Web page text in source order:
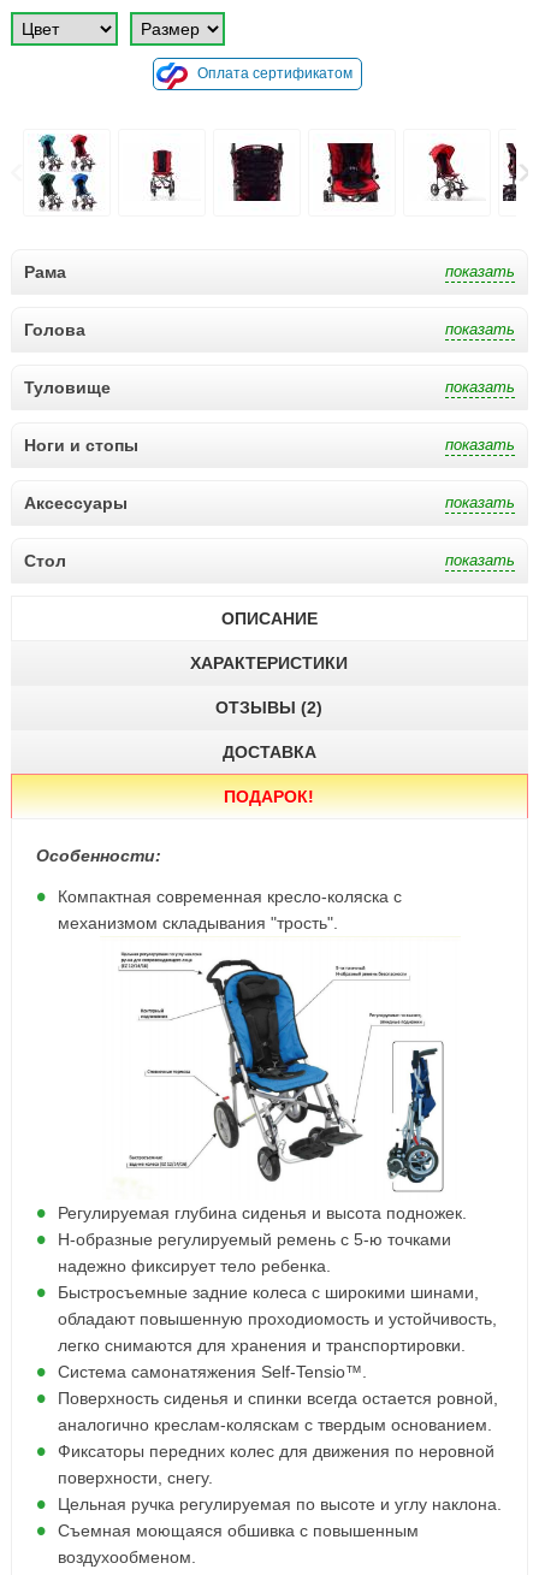
Оплата сертификатом
Рама
Голова
Туловище
Ноги и стопы
Аксессуары
Стол
ОПИСАНИЕ
ХАРАКТЕРИСТИКИ
ОТЗЫВЫ (2)
ДОСТАВКА
ПОДАРОК!
Особенности:
Компактная современная кресло-коляска с
механизмом складывания "трость".
Регулируемая глубина сиденья и высота подножек.
Н-образные регулируемый ремень с 5-ю точками
надежно фиксирует тело ребенка.
Быстросъемные задние колеса с широкими шинами,
обладают повышенную проходиомость и устойчивость,
легко снимаются для хранения и транспортировки.
Система самонатяжения Self-Tensio™.
Поверхность сиденья и спинки всегда остается ровной,
аналогично креслам-коляскам с твердым основанием.
Фиксаторы передних колес для движения по неровной
поверхности, снегу.
Цельная ручка регулируемая по высоте и углу наклона.
Съемная моющаяся обшивка с повышенным
воздухообменом.